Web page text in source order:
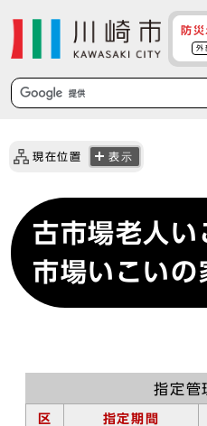
防
外
現在位置 表示
古市場老人い
市場いこいの
指定管
区
指定期間